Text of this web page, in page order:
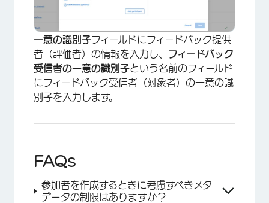
一意の識別子フィールドにフィードバック提供
者（評価者）の情報を入力し、 フィードバック
受信者の一意の識別子という名前のフィールド
にフィードバック受信者（対象者）の一意の識
別子を入力します。
FAQs
参加者を作成するときに考慮すべきメタ
データの制限はありますか？